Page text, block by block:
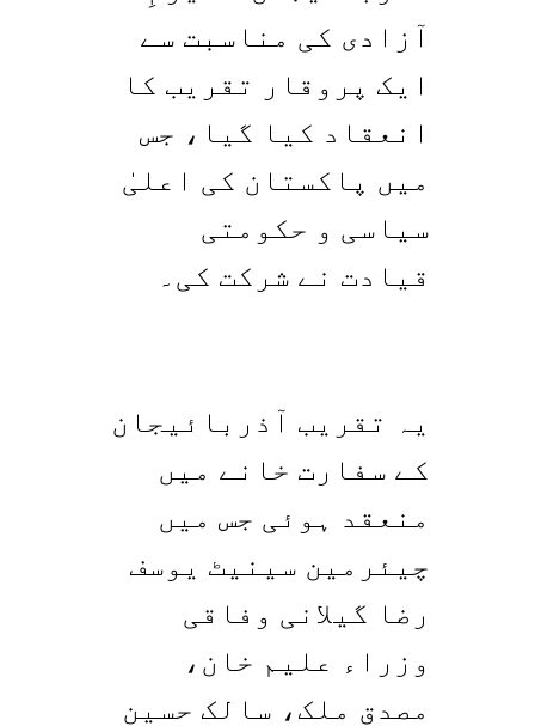
آزادی کی مناسبت سے
ایک پروقار تقریب کا
انعقاد کیا گیا، جس
میں پاکستان کی اعلیٰ
سیاسی و حکومتی
قیادت نے شرکت کی۔
یہ تقریب آذربائیجان
کے سفارت خانے میں
منعقد ہوئی جس میں
چیئرمین سینیٹ یوسف
رضا گیلانی وفاقی
وزراء علیم خان،
مصدق ملک، سالک حسین